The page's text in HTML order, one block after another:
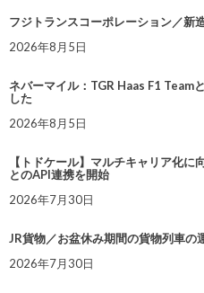
フジトランスコーポレーション／新
2026年8月5日
ネバーマイル：TGR Haas F1 Team
した
2026年8月5日
【トドケール】マルチキャリア化
とのAPI連携を開始
2026年7月30日
JR貨物／お盆休み期間の貨物列車の
2026年7月30日